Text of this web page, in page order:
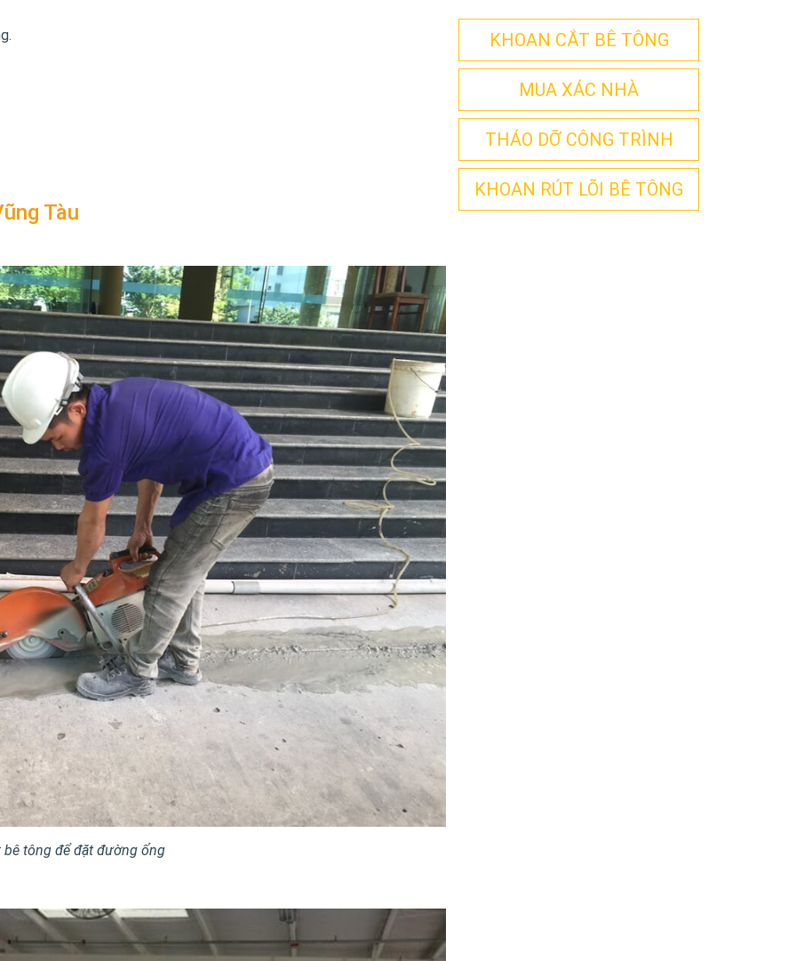
Tàu
bê tông để đặt đường ống
KHOAN CẮT BÊ TÔNG
MUA XÁC NHÀ
THÁO DỠ CÔNG TRÌNH
KHOAN RÚT LÕI BÊ TÔNG